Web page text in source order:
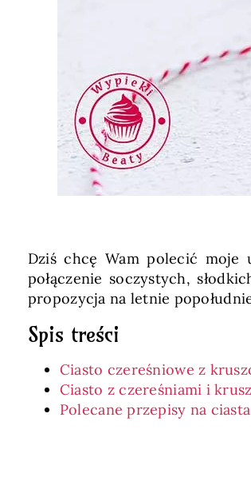
Dziś chcę Wam polecić moje
połączenie soczystych,
propozycja na letnie
Spis treści
Ciasto czereśniowe z
Ciasto z czereśniami i
Polecane przepisy na